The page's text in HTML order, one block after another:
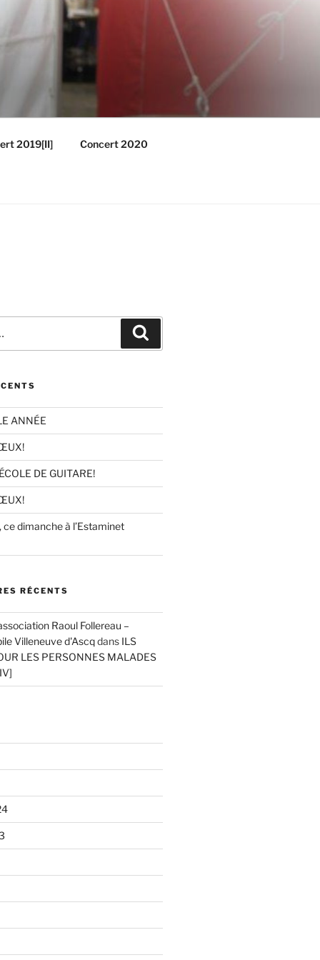
2019[II] Concert 2020
ANNÉE
DE GUITARE!
ce dimanche à l’Estaminet
RÉCENTS
Raoul Follereau –
Villeneuve d'Ascqdans ILS
LES PERSONNES MALADES